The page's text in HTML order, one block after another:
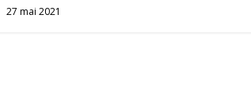
27 mai 2021